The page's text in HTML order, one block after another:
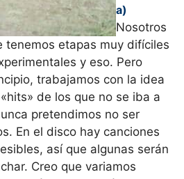
a)
Nosotros
tenemos etapas muy difíciles
y eso. Pero
trabajamos con la idea
de los que no se iba a
pretendimos no ser
En el disco hay canciones
así que algunas serán
Creo que variamos